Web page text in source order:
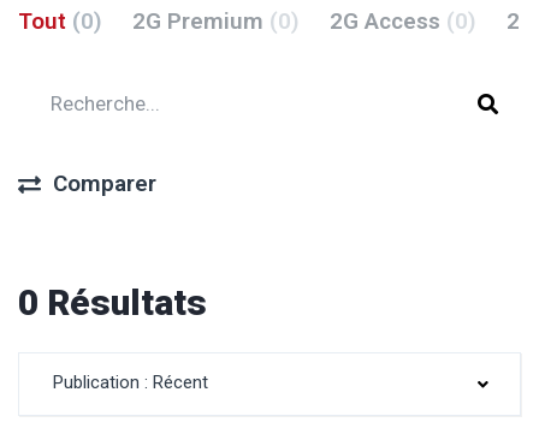
Tout (0) 2G Premium (0) 2G Access (0)
Comparer
0 Résultats
Publication : Récent